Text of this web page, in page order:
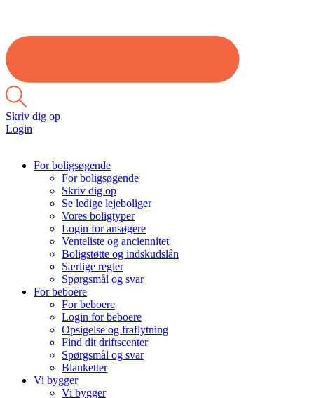
Skriv dig op
Login
For boligsøgende
For boligsøgende
Skriv dig op
Se ledige lejeboliger
Vores boligtyper
Login for ansøgere
Venteliste og anciennitet
Boligstøtte og indskudslån
Særlige regler
Spørgsmål og svar
For beboere
For beboere
Login for beboere
Opsigelse og fraflytning
Find dit driftscenter
Spørgsmål og svar
Blanketter
Vi bygger
Vi bygger